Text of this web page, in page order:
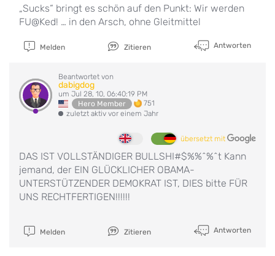
„Sucks“ bringt es schön auf den Punkt: Wir werden
FU@Ked! … in den Arsch, ohne Gleitmittel
Melden Zitieren Antworten
Beantwortet von
dabigdog
um Jul 28, 10, 06:40:19 PM
Hero Member
751
zuletzt aktiv vor einem Jahr
übersetzt mit
DAS IST VOLLSTÄNDIGER BULLSHI#$%%^%^t Kann
jemand, der EIN GLÜCKLICHER OBAMA-
UNTERSTÜTZENDER DEMOKRAT IST, DIES bitte FÜR
UNS RECHTFERTIGEN!!!!!!
Melden Zitieren Antworten